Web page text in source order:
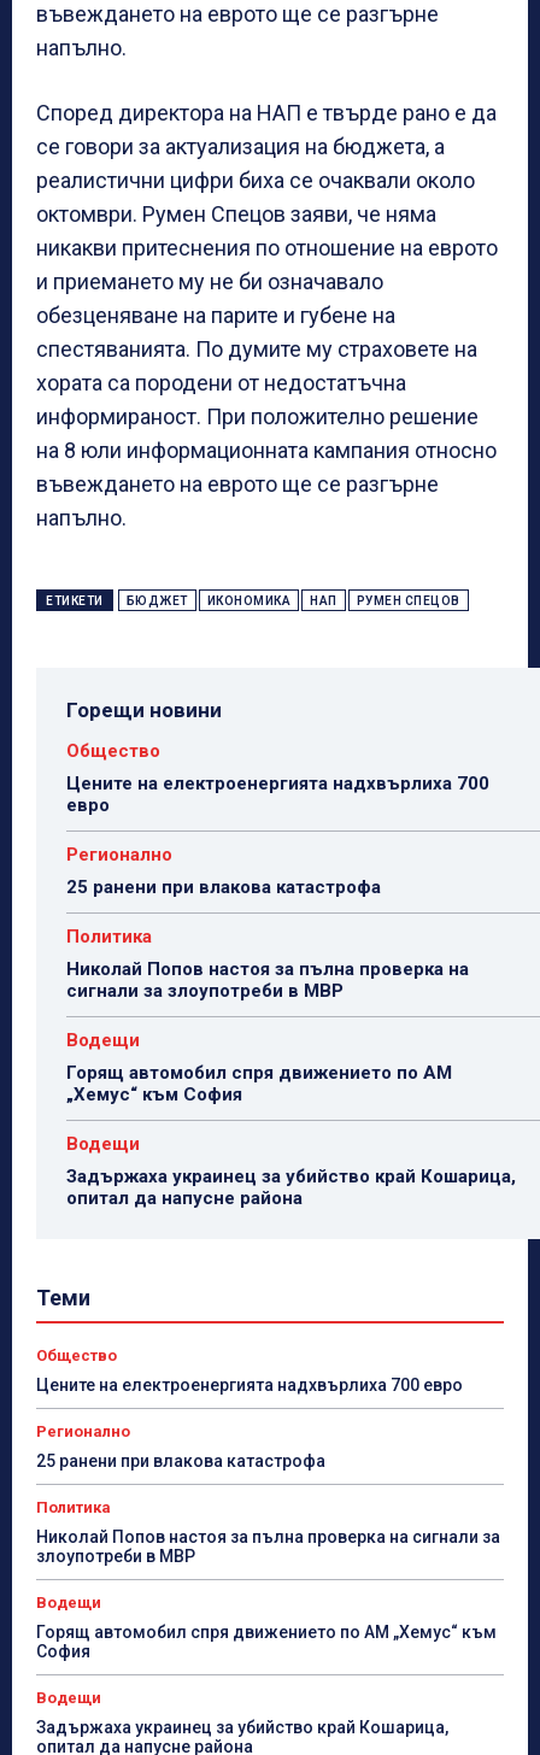
въвеждането на еврото ще се разгърне
напълно.
Според директора на НАП е твърде рано е да
се говори за актуализация на бюджета, а
реалистични цифри биха се очаквали около
октомври. Румен Спецов заяви, че няма
никакви притеснения по отношение на еврото
и приемането му не би означавало
обезценяване на парите и губене на
спестяванията. По думите му страховете на
хората са породени от недостатъчна
информираност. При положително решение
на 8 юли информационната кампания относно
въвеждането на еврото ще се разгърне
напълно.
ЕТИКЕТИ БЮДЖЕТ ИКОНОМИКА НАП РУМЕН СПЕЦОВ
Горещи новини
Общество
Цените на електроенергията надхвърлиха 700
евро
Регионално
25 ранени при влакова катастрофа
Политика
Николай Попов настоя за пълна проверка на
сигнали за злоупотреби в МВР
Водещи
Горящ автомобил спря движението по АМ
„Хемус“ към София
Водещи
Задържаха украинец за убийство край Кошарица,
опитал да напусне района
Теми
Общество
Цените на електроенергията надхвърлиха 700 евро
Регионално
25 ранени при влакова катастрофа
Политика
Николай Попов настоя за пълна проверка на сигнали за
злоупотреби в МВР
Водещи
Горящ автомобил спря движението по АМ „Хемус“ към
София
Водещи
Задържаха украинец за убийство край Кошарица,
опитал да напусне района